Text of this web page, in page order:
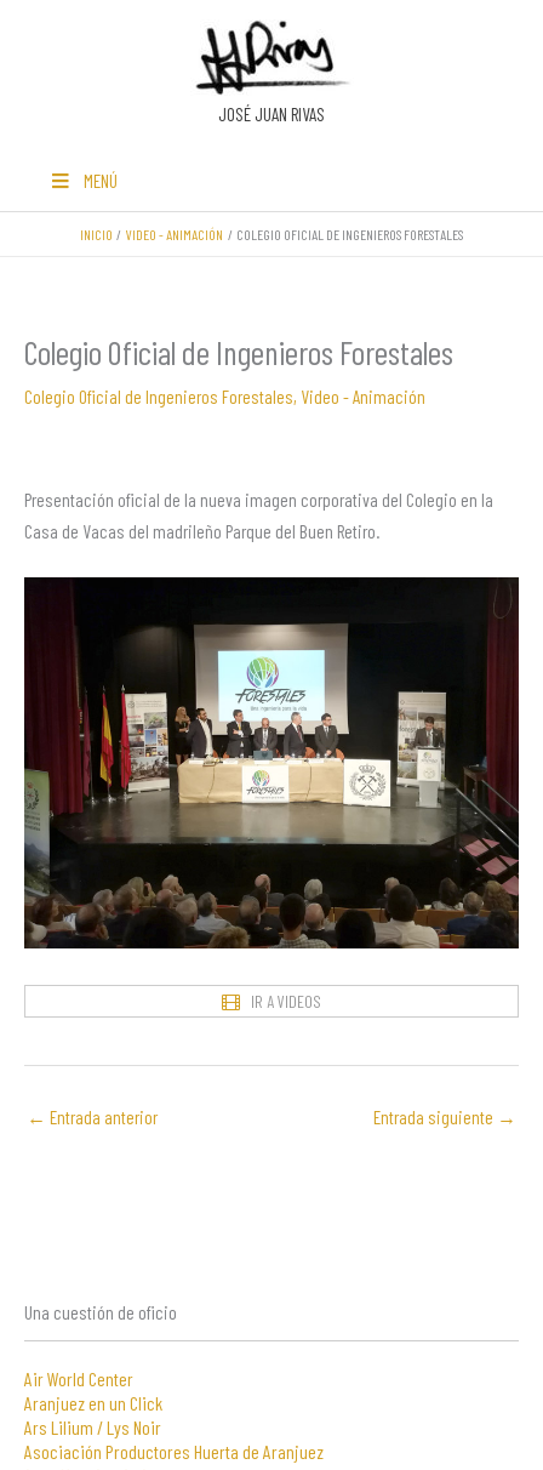
JOSÉ JUAN RIVAS
MENÚ
INICIO VIDEO - ANIMACIÓN COLEGIO OFICIAL DE INGENIEROS FORESTALES
Colegio Oficial de Ingenieros Forestales
Colegio Oficial de Ingenieros Forestales, Video - Animación
Presentación oficial de la nueva imagen corporativa del Colegio en la
Casa de Vacas del madrileño Parque del Buen Retiro.
IR A VIDEOS
← Entrada anterior Entrada siguiente →
Una cuestión de oficio
Air World Center
Aranjuez en un Click
Ars Lilium / Lys Noir
Asociación Productores Huerta de Aranjuez